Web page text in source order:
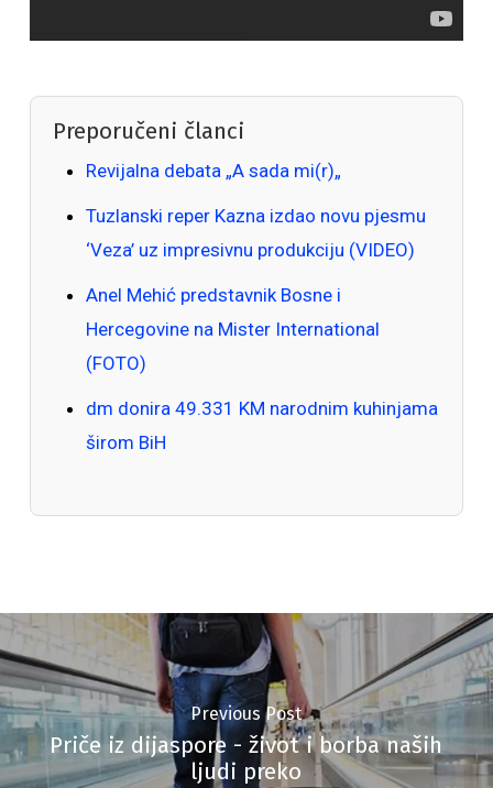
Preporučeni članci
Revijalna debata „A sada mi(r)„
Tuzlanski reper Kazna izdao novu pjesmu
‘Veza’ uz impresivnu produkciju (VIDEO)
Anel Mehić predstavnik Bosne i
Hercegovine na Mister International
(FOTO)
dm donira 49.331 KM narodnim kuhinjama
širom BiH
Previous Post
Priče iz dijaspore - život i borba naših
ljudi preko